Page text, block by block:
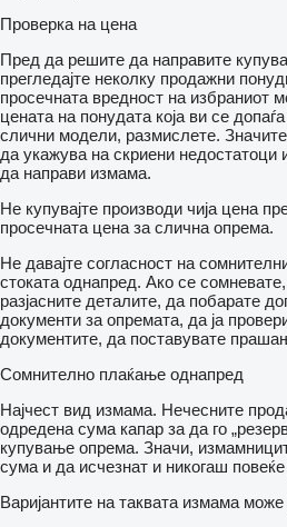
Проверка на цена
Пред да решите да направите
прегледајте неколку продажни
просечната вредност на избраниот
цената на понудата која ви се
слични модели, размислете.
да укажува на скриени недостатоци
да направи измама.
Не купувајте производи чија цена
просечната цена за слична опрема.
Не давајте согласност на
стоката однапред. Ако се
разјасните деталите, да побарате
документи за опремата, да ја
документите, да поставувате
Сомнително плаќање однапред
Најчест вид измама. Нечесните
одредена сума капар за да го
купување опрема. Значи,
сума и да исчезнат и никогаш повеќе
Варијантите на таквата измама